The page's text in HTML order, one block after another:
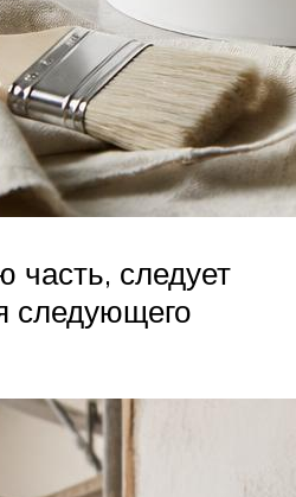
часть, следует
следующего